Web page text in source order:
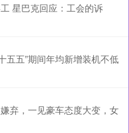
星巴克回应：工会的诉
五五”期间年均新增装机不低
弃，一见豪车态度大变，女